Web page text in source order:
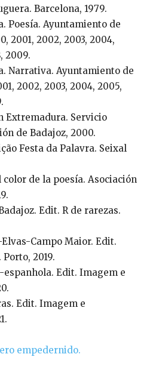
Barcelona, 1979.
Poesía. Ayuntamiento de
2001, 2002, 2003, 2004,
2009.
Narrativa. Ayuntamiento de
2002, 2003, 2004, 2005,
Extremadura. Servicio
de Badajoz, 2000.
Festa da Palavra. Seixal
de la poesía. Asociación
Edit. R de rarezas.
Campo Maior. Edit.
2019.
espanhola. Edit. Imagem e
Edit. Imagem e